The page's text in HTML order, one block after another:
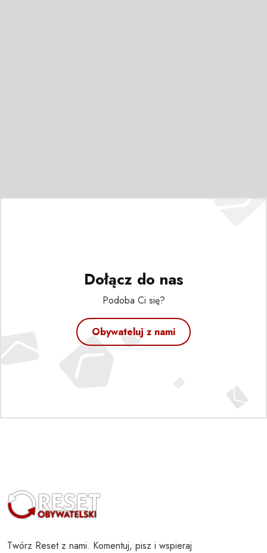
Dołącz do nas
Podoba Ci się?
Obywateluj z nami
Twórz Reset z nami. Komentuj, pisz i wspieraj